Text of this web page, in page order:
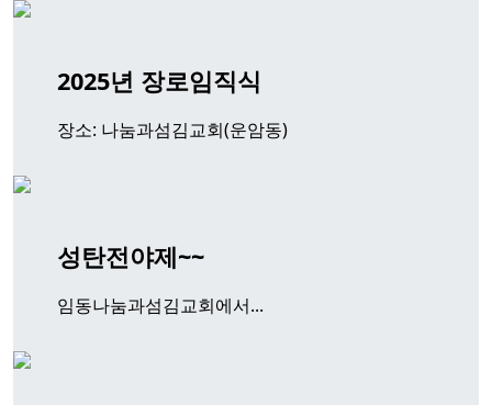
2025년 장로임직식
장소: 나눔과섬김교회(운암동)
성탄전야제~~
임동나눔과섬김교회에서...